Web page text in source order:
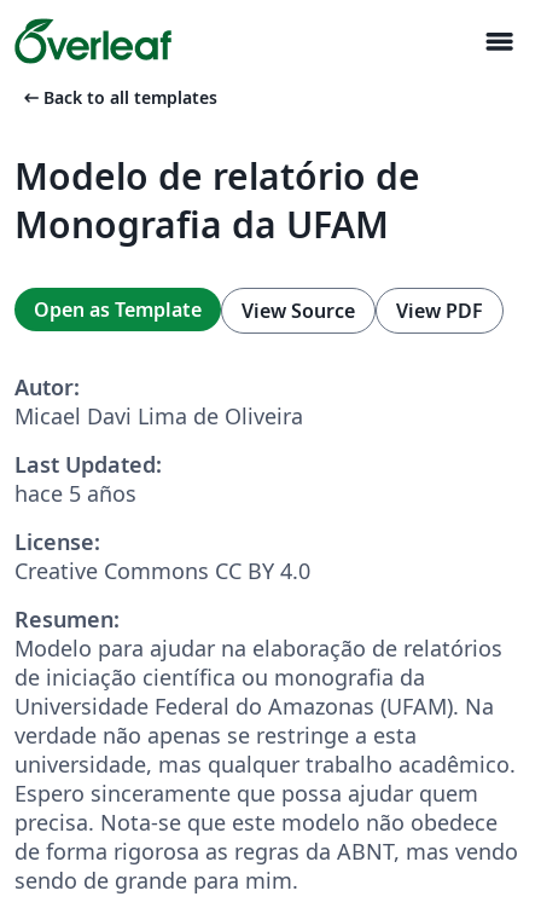
menu
arrow_left_alt Back to all templates
Modelo de relatório de
Monografia da UFAM
Open as Template View Source View PDF
Autor:
Micael Davi Lima de Oliveira
Last Updated:
hace 5 años
License:
Creative Commons CC BY 4.0
Resumen:
Modelo para ajudar na elaboração de relatórios
de iniciação científica ou monografia da
Universidade Federal do Amazonas (UFAM). Na
verdade não apenas se restringe a esta
universidade, mas qualquer trabalho acadêmico.
Espero sinceramente que possa ajudar quem
precisa. Nota-se que este modelo não obedece
de forma rigorosa as regras da ABNT, mas vendo
sendo de grande para mim.